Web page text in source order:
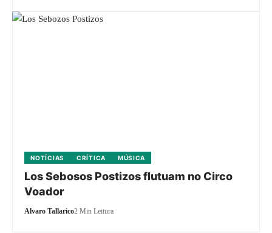
NOTÍCIAS CRÍTICA MÚSICA
Los Sebosos Postizos flutuam no Circo
Voador
Alvaro Tallarico2 Min Leitura